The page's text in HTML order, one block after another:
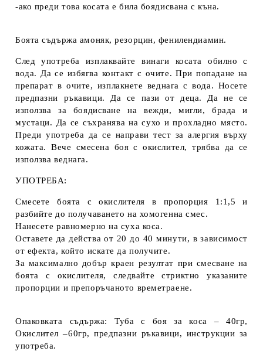
-ако преди това косата е била боядисвана с къна.
Боята съдържа амоняк, резорцин, фенилендиамин.
След употреба изплаквайте винаги косата обилно с
вода. Да се избягва контакт с очите. При попадане на
препарат в очите, изплакнете веднага с вода. Носете
предпазни ръкавици. Да се пази от деца. Да не се
използва за боядисване на вежди, мигли, брада и
мустаци. Да се съхранява на сухо и прохладно място.
Преди употреба да се направи тест за алергия върху
кожата. Вече смесена боя с окислител, трябва да се
използва веднага.
УПОТРЕБА:
Смесете боята с окислителя в пропорция 1:1,5 и
разбийте до получаването на хомогенна смес.
Нанесете равномерно на суха коса.
Оставете да действа от 20 до 40 минути, в зависимост
от ефекта, който искате да получите.
За максимално добър краен резултат при смесване на
боята с окислителя, следвайте стриктно указаните
пропорции и препоръчаното времетраене.
Опаковката съдържа: Туба с боя за коса – 40гр,
Окислител –60гр, предпазни ръкавици, инструкции за
употреба.